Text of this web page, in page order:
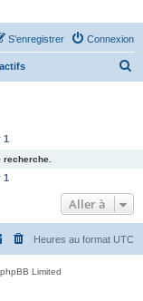
Connexion
S’enregistrer
c
e
1
1
Aller à
Heures au format UTC
Limited